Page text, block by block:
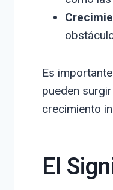
Es
pueden
crecimiento
El